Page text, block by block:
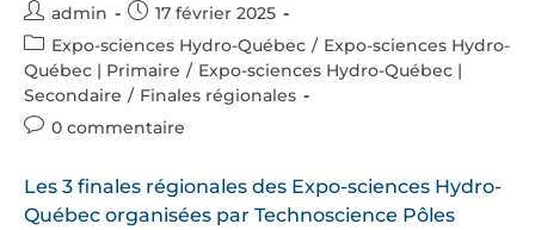
admin
17 février 2025
Expo-sciences Hydro-Québec / Expo-sciences Hydro-
Québec | Primaire / Expo-sciences Hydro-Québec |
Secondaire / Finales régionales
0 commentaire
Les 3 finales régionales des Expo-sciences Hydro-
Québec organisées par Technoscience Pôles